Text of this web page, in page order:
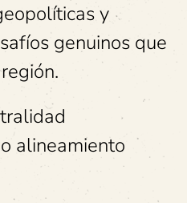
y
genuinos que
alineamiento